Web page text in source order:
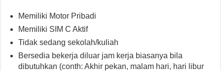
Memiliki Motor Pribadi
Memiliki SIM C Aktif
Tidak sedang sekolah/kuliah
Bersedia bekerja diluar jam kerja biasanya bila
dibutuhkan (conth: Akhir pekan, malam hari, hari libur